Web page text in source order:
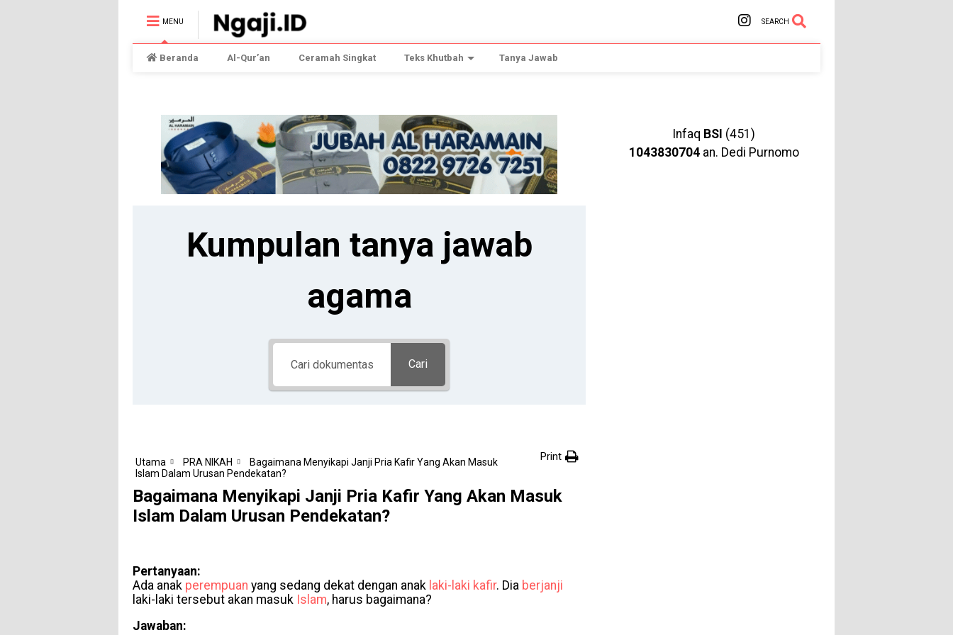
MENU SEARCH
Beranda Al-Qur’an Ceramah Singkat Teks Khutbah Tanya Jawab
Kumpulan tanya jawab
agama
Cari
Utama PRA NIKAH
Bagaimana Menyikapi Janji Pria Kafir Yang Akan Masuk
Islam Dalam Urusan Pendekatan?
Print
Bagaimana Menyikapi Janji Pria Kafir Yang Akan Masuk
Islam Dalam Urusan Pendekatan?
Pertanyaan:
Ada anak perempuan yang sedang dekat dengan anak laki-laki kafir. Dia berjanji
laki-laki tersebut akan masuk Islam, harus bagaimana?
Jawaban:
Infaq BSI (451)
1043830704an. Dedi Purnomo